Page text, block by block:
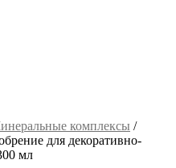
комплексы /
для декоративно-
мл